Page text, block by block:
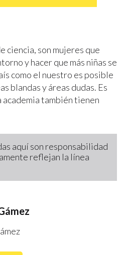
ciencia, son mujeres que
y hacer que más niñas se
como el nuestro es posible
blandas y áreas dudas. Es
academia también tienen
aquí son responsabilidad
reflejan la línea